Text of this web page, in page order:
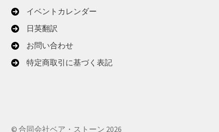
イベントカレンダー
日英翻訳
お問い合わせ
特定商取引に基づく表記
© 合同会社ベア・ストーン 2026